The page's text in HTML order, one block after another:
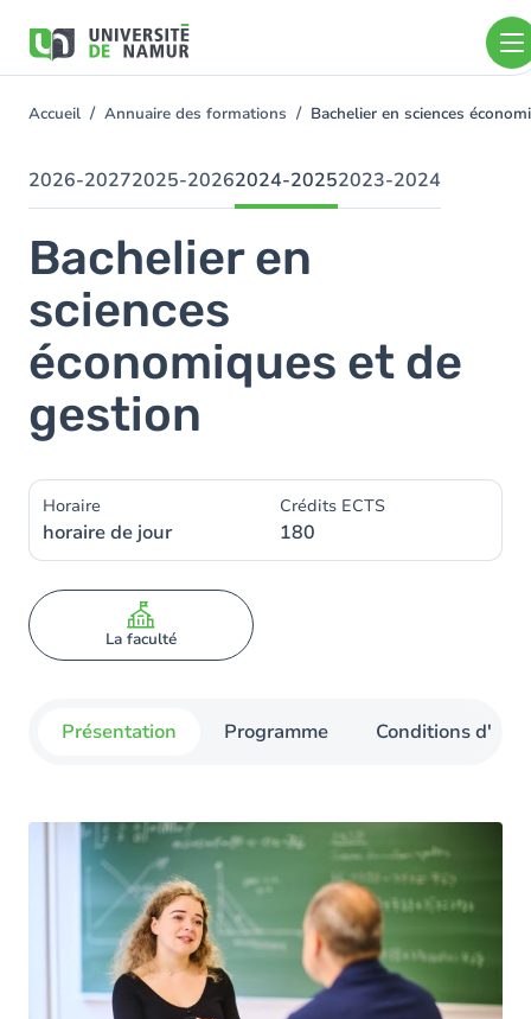
contenu
You
here
Accueil Annuaire des formations Bachelier en sciences
2026-20272025-20262024-20252023-2024
Bachelier en
sciences
économiques et de
gestion
Horaire
horaire de jour
Crédits ECTS
180
La faculté
Présentation Programme Conditions